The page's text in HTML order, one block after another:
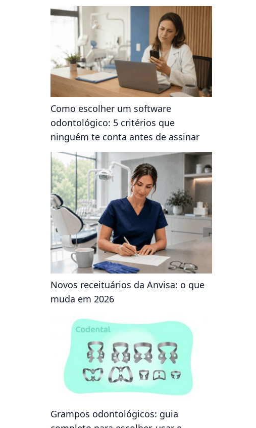
Como escolher um software
odontológico: 5 critérios que
ninguém te conta antes de assinar
Novos receituários da Anvisa: o que
muda em 2026
Grampos odontológicos: guia